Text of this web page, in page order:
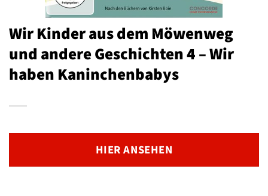
Wir Kinder aus dem Möwenweg
und andere Geschichten 4 – Wir
haben Kaninchenbabys
HIER ANSEHEN